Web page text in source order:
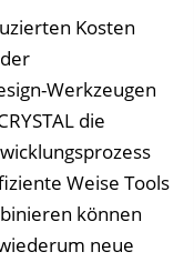
Kosten
Werkzeugen
die
Weise Tools
können
neue